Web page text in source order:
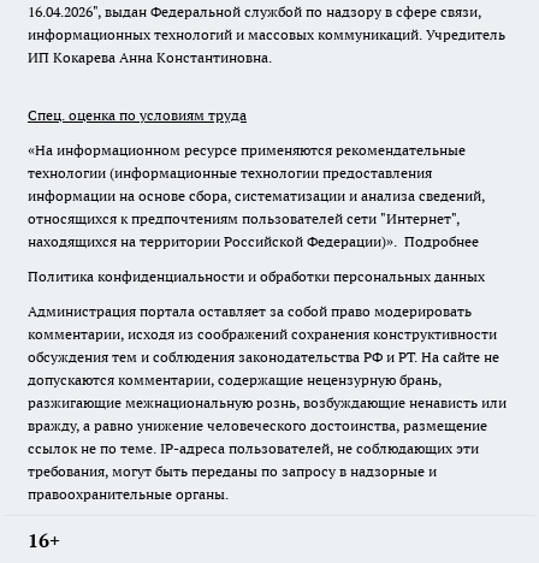
16.04.2026", выдан Федеральной службой по надзору в сфере связи,
информационных технологий и массовых коммуникаций. Учредитель
ИП Кокарева Анна Константиновна.
Спец. оценка по условиям труда
«На информационном ресурсе применяются рекомендательные
технологии (информационные технологии предоставления
информации на основе сбора, систематизации и анализа сведений,
относящихся к предпочтениям пользователей сети "Интернет",
находящихся на территории Российской Федерации)». Подробнее
Политика конфиденциальности и обработки персональных данных
Администрация портала оставляет за собой право модерировать
комментарии, исходя из соображений сохранения конструктивности
обсуждения тем и соблюдения законодательства РФ и РТ. На сайте не
допускаются комментарии, содержащие нецензурную брань,
разжигающие межнациональную рознь, возбуждающие ненависть или
вражду, а равно унижение человеческого достоинства, размещение
ссылок не по теме. IP-адреса пользователей, не соблюдающих эти
требования, могут быть переданы по запросу в надзорные и
правоохранительные органы.
16+